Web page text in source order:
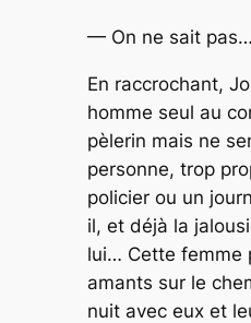
— On ne sait pas…
En raccrochant,
homme seul au
pèlerin mais ne
personne, trop
policier ou un
il, et déjà la
lui… Cette femme
amants sur le
nuit avec eux et